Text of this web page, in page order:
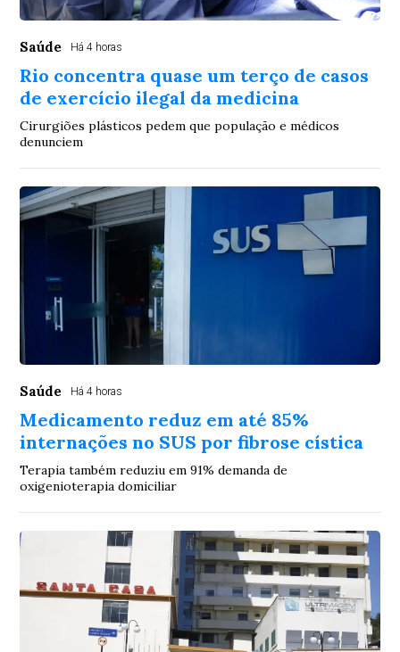
Saúde Há 4 horas
Rio concentra quase um terço de casos
de exercício ilegal da medicina
Cirurgiões plásticos pedem que população e médicos
denunciem
Saúde Há 4 horas
Medicamento reduz em até 85%
internações no SUS por fibrose cística
Terapia também reduziu em 91% demanda de
oxigenioterapia domiciliar